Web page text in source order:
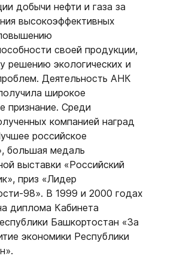
добычи нефти и газа за
высокоэффективных
своей продукции,
решению экологических и
Деятельность АНК
широкое
признание. Среди
компанией наград
российское
большая медаль
выставки «Российский
приз «Лидер
98». В 1999 и 2000 годах
диплома Кабинета
Башкортостан «За
экономики Республики